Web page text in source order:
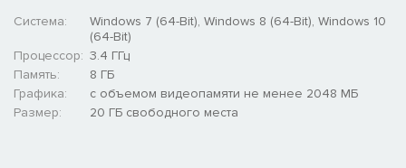
Система:
Windows 7 (64-Bit), Windows 8 (64-Bit), Windows 10
(64-Bit)
Процессор: 3.4 ГГц
Память:
8 ГБ
Графика:
с объемом видеопамяти не менее 2048 МБ
Размер:
20 ГБ свободного места